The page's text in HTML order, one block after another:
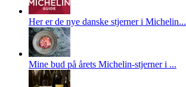
Her er de nye danske stjerner i Michelin...
Mine bud på årets Michelin-stjerner i ...